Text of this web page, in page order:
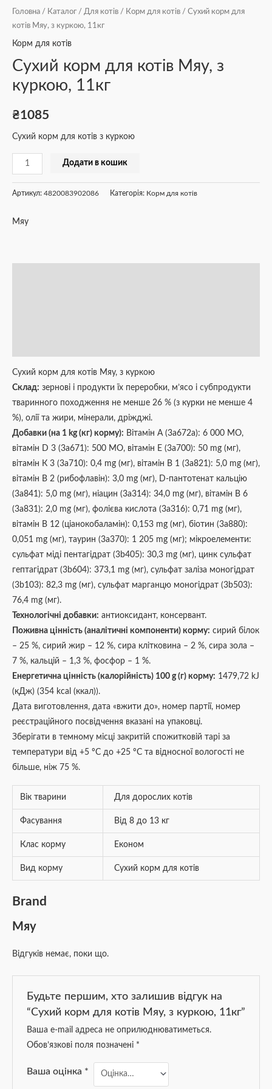
Головна / Каталог / Для котів / Корм для котів / Сухий корм для
котів Мяу, з куркою, 11кг
Корм для котів
Сухий корм для котів Мяу, з
куркою, 11кг
₴1085
Сухий корм для котів з куркою
Додати в кошик
Артикул: 4820083902086 Категорія: Корм для котів
Мяу
Сухий корм для котів Мяу, з куркою
Склад: зернові і продукти їх переробки, м’ясо і субпродукти
тваринного походження не менше 26 % (з курки не менше 4
%), олії та жири, мінерали, дріжджі.
Добавки (на 1 kg (кг) корму): Вітамін А (3a672a): 6 000 МО,
вітамін D 3 (3a671): 500 МО, вітамін Е (3a700): 50 mg (мг),
вітамін К 3 (3a710): 0,4 mg (мг), вітамін В 1 (3a821): 5,0 mg (мг),
вітамін В 2 (рибофлавін): 3,0 mg (мг), D-пантотенат кальцію
(3a841): 5,0 mg (мг), ніацин (3a314): 34,0 mg (мг), вітамін В 6
(3a831): 2,0 mg (мг), фолієва кислота (3a316): 0,71 mg (мг),
вітамін В 12 (ціанокобаламін): 0,153 mg (мг), біотин (3a880):
0,051 mg (мг), таурин (3a370): 1 205 mg (мг); мікроелементи:
сульфат міді пентагідрат (3b405): 30,3 mg (мг), цинк сульфат
гептагідрат (3b604): 373,1 mg (мг), сульфат заліза моногідрат
(3b103): 82,3 mg (мг), сульфат марганцю моногідрат (3b503):
76,4 mg (мг).
Технологічні добавки: антиоксидант, консервант.
Поживна цінність (аналітичні компоненти) корму: сирий білок
– 25 %, сирий жир – 12 %, сира клітковина – 2 %, сира зола –
7 %, кальцій – 1,3 %, фосфор – 1 %.
Енергетична цінність (калорійність) 100 g (г) корму: 1479,72 kJ
(кДж) (354 kcal (ккал)).
Дата виготовлення, дата «вжити до», номер партії, номер
реєстраційного посвідчення вказані на упаковці.
Зберігати в темному місці закритій спожитковій тарі за
температури від +5 ºС до +25 ºС та відносної вологості не
більше, ніж 75 %.
Вік тварини Для дорослих котів
Фасування Від 8 до 13 кг
Клас корму Економ
Вид корму Сухий корм для котів
Brand
Мяу
Відгуків немає, поки що.
Будьте першим, хто залишив відгук на
“Сухий корм для котів Мяу, з куркою, 11кг”
Ваша e-mail адреса не оприлюднюватиметься.
Обов’язкові поля позначені *
Ваша оцінка *